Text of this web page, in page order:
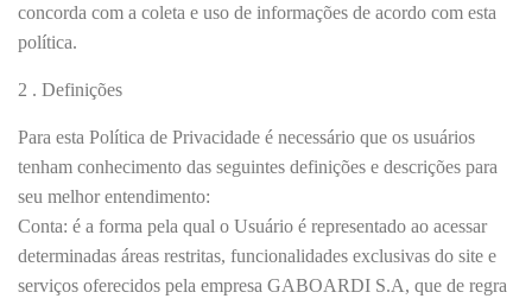
concorda com a coleta e uso de informações de acordo com esta
política.
2 . Definições
Para esta Política de Privacidade é necessário que os usuários
tenham conhecimento das seguintes definições e descrições para
seu melhor entendimento:
Conta: é a forma pela qual o Usuário é representado ao acessar
determinadas áreas restritas, funcionalidades exclusivas do site e
serviços oferecidos pela empresa GABOARDI S.A, que de regra